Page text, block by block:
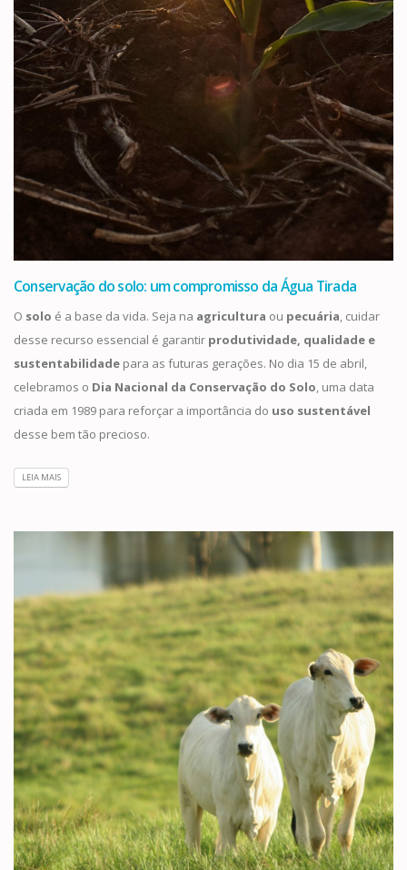
Conservação do solo: um compromisso da Água Tirada
O solo é a base da vida. Seja na agricultura ou pecuária, cuidar
desse recurso essencial é garantir produtividade, qualidade e
sustentabilidade para as futuras gerações. No dia 15 de abril,
celebramos o Dia Nacional da Conservação do Solo, uma data
criada em 1989 para reforçar a importância do uso sustentável
desse bem tão precioso.
LEIA MAIS